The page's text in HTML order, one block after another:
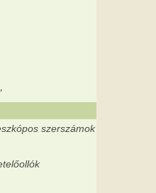
szerszámok